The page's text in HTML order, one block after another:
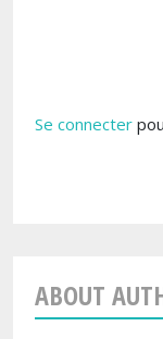
Se connecter
ABOUT